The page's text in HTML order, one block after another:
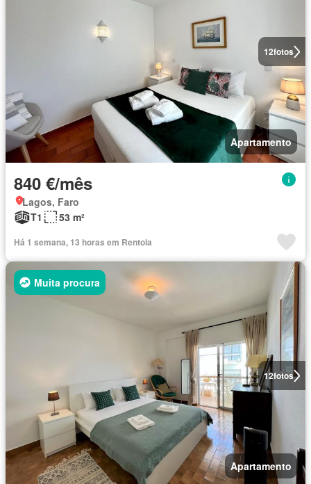
12fotos
Apartamento
840 €/mês
Lagos, Faro
T1
53 m²
Há 1 semana, 13 horas em Rentola
12fotos
Muita procura
Apartamento